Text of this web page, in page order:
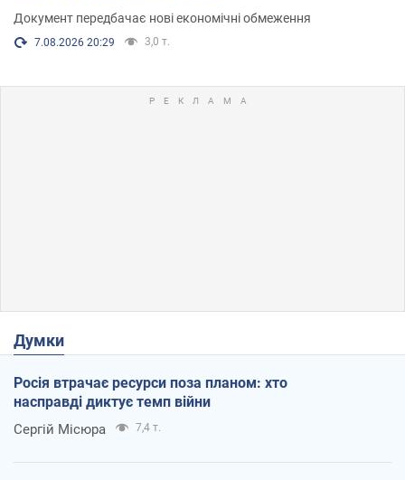
Документ передбачає нові економічні обмеження
7.08.2026 20:29 3,0 т.
Думки
Росія втрачає ресурси поза планом: хто
насправді диктує темп війни
Сергій Місюра 7,4 т.